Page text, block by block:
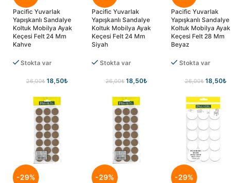
Pacific Yuvarlak
Yapışkanlı Sandalye
Koltuk Mobilya Ayak
Keçesi Felt 24 Mm
Kahve
Stokta var
26,00₺ 18,50₺
Pacific Yuvarlak
Yapışkanlı Sandalye
Koltuk Mobilya Ayak
Keçesi Felt 24 Mm
Siyah
Stokta var
26,00₺ 18,50₺
Pacific Yuvarlak
Yapışkanlı Sandalye
Koltuk Mobilya Ayak
Keçesi Felt 28 Mm
Beyaz
Stokta var
26,00₺ 18,50₺
-29% -29% -29%